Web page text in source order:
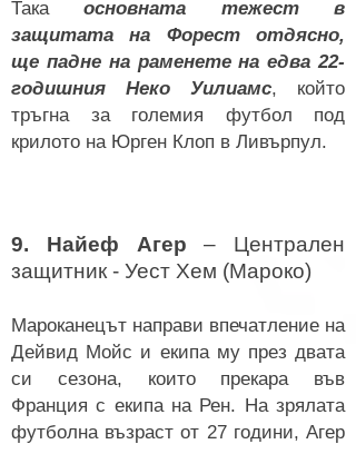
Такаосновната тежест в
защитата на Форест отдясно,
ще падне на раменете на едва 22-
годишния Неко Уилиамс, който
тръгна за големия футбол под
крилото на Юрген Клоп в Ливърпул.
9. Найеф Агер – Централен
защитник - Уест Хем (Мароко)
Мароканецът направи впечатление на
Дейвид Мойс и екипа му през двата
си сезона, които прекара във
Франция с екипа на Рен. На зрялата
футболна възраст от 27 години, Агер